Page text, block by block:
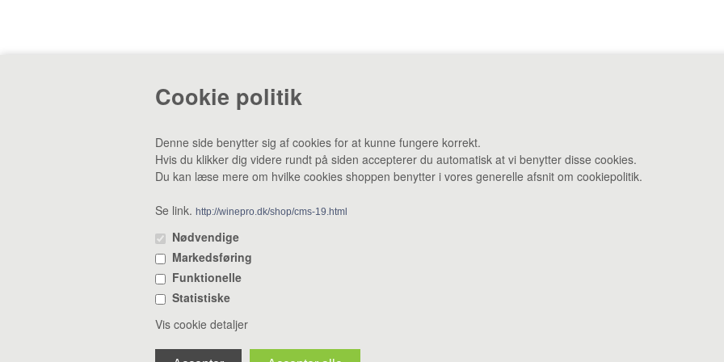
Cookie politik
Denne side benytter sig af cookies for at kunne fungere korrekt.
Hvis du klikker dig videre rundt på siden accepterer du automatisk at vi benytter disse cookies.
Du kan læse mere om hvilke cookies shoppen benytter i vores generelle afsnit om cookiepolitik.
Se link. http://winepro.dk/shop/cms-19.html
Nødvendige
Markedsføring
Funktionelle
Statistiske
Vis cookie detaljer
Åbningstider: Kontor & varelevering 8 - 16 • Smagebaren 14 - 16